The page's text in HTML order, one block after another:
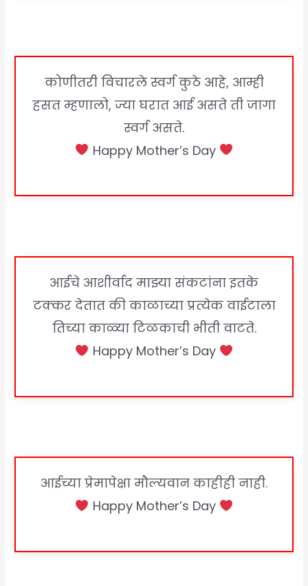
कोणीतरी विचारले स्वर्ग कुठे आहे, आम्ही
हसत म्हणालो, ज्या घरात आई असते ती जागा
स्वर्ग असते.
Happy Mother’s Day
आईचे आशीर्वाद माझ्या संकटांना इतके
टक्कर देतात की काळाच्या प्रत्येक वाईटाला
तिच्या काळ्या टिळकाची भीती वाटते.
Happy Mother’s Day
आईच्या प्रेमापेक्षा मौल्यवान काहीही नाही.
Happy Mother’s Day